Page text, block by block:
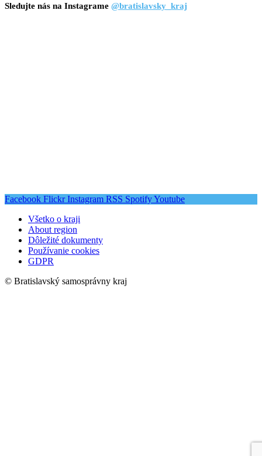
Sledujte nás na Instagrame @bratislavsky_kraj
Facebook Flickr Instagram RSS SpotifyYoutube
Všetko o kraji
About region
Dôležité dokumenty
Používanie cookies
GDPR
© Bratislavský samosprávny kraj